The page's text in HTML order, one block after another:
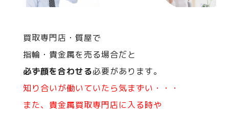
買取専門店・質屋で
指輪・貴金属を売る場合だと
必ず顔を合わせる必要があります。
知り合いが働いていたら気まずい・・・
また、貴金属買取専門店に入る時や